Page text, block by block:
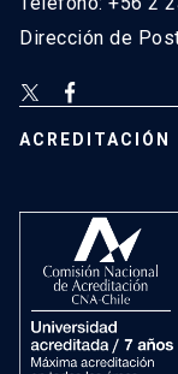
Dirección de
ACREDITACIÓN